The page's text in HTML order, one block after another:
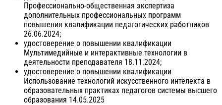
Профессионально-общественная экспертиза
дополнительных профессиональных программ
повышения квалификации педагогических работников
26.06.2024;
удостоверение о повышении квалификации
Мультимедийные и интерактивные технологии в
деятельности преподавателя 18.11.2024;
удостоверение о повышении квалификации
Использование технологий искусственного интелекта в
образовательных практиках педагогов системы высшего
образования 14.05.2025